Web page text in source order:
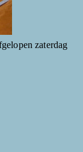
zaterdag